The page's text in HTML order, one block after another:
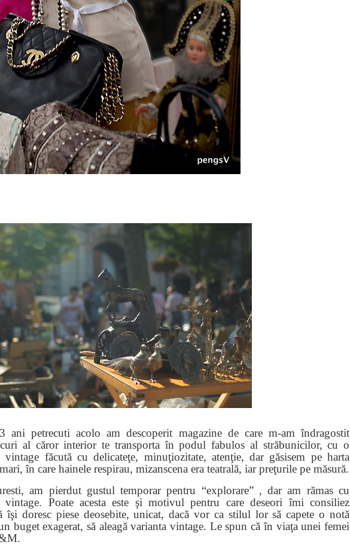
ani petrecuti acolo am descoperit magazine de care m-am îndragostit
al căror interior te transporta în podul fabulos al străbunicilor, cu o
vintage făcută cu delicateţe, minuţiozitate, atenţie, dar găsisem pe harta
în care hainele respirau, mizanscena era teatrală, iar preţurile pe măsură.
am pierdut gustul temporar pentru “explorare” , dar am rămas cu
vintage. Poate acesta este şi motivul pentru care deseori îmi consiliez
îşi doresc piese deosebite, unicat, dacă vor ca stilul lor să capete o notă
buget exagerat, să aleagă varianta vintage. Le spun că în viaţa unei femei